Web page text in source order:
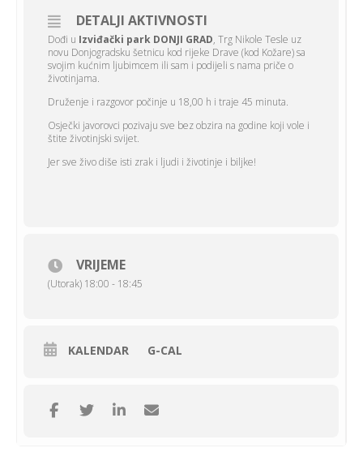
DETALJI AKTIVNOSTI
Dođi u Izviđački park DONJI GRAD, Trg Nikole Tesle uz
novu Donjogradsku šetnicu kod rijeke Drave (kod Kožare) sa
svojim kućnim ljubimcem ili sam i podijeli s nama priče o
životinjama.
Druženje i razgovor počinje u 18,00 h i traje 45 minuta.
Osječki javorovci pozivaju sve bez obzira na godine koji vole i
štite životinjski svijet.
Jer sve živo diše isti zrak i ljudi i životinje i biljke!
VRIJEME
(Utorak) 18:00 - 18:45
KALENDAR G-CAL